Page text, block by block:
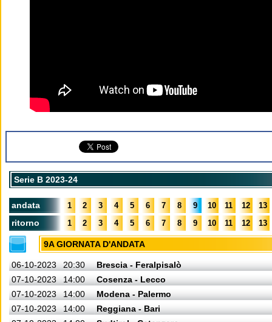
Serie B 2023-24
andata 1 2 3 4 5 6 7 8 9 10 11 12 13
ritorno 1 2 3 4 5 6 7 8 9 10 11 12 13
9A GIORNATA D'ANDATA
06-10-2023 20:30
Brescia - Feralpisalò
07-10-2023
14:00
Cosenza - Lecco
07-10-2023
14:00
Modena - Palermo
07-10-2023
14:00
Reggiana - Bari